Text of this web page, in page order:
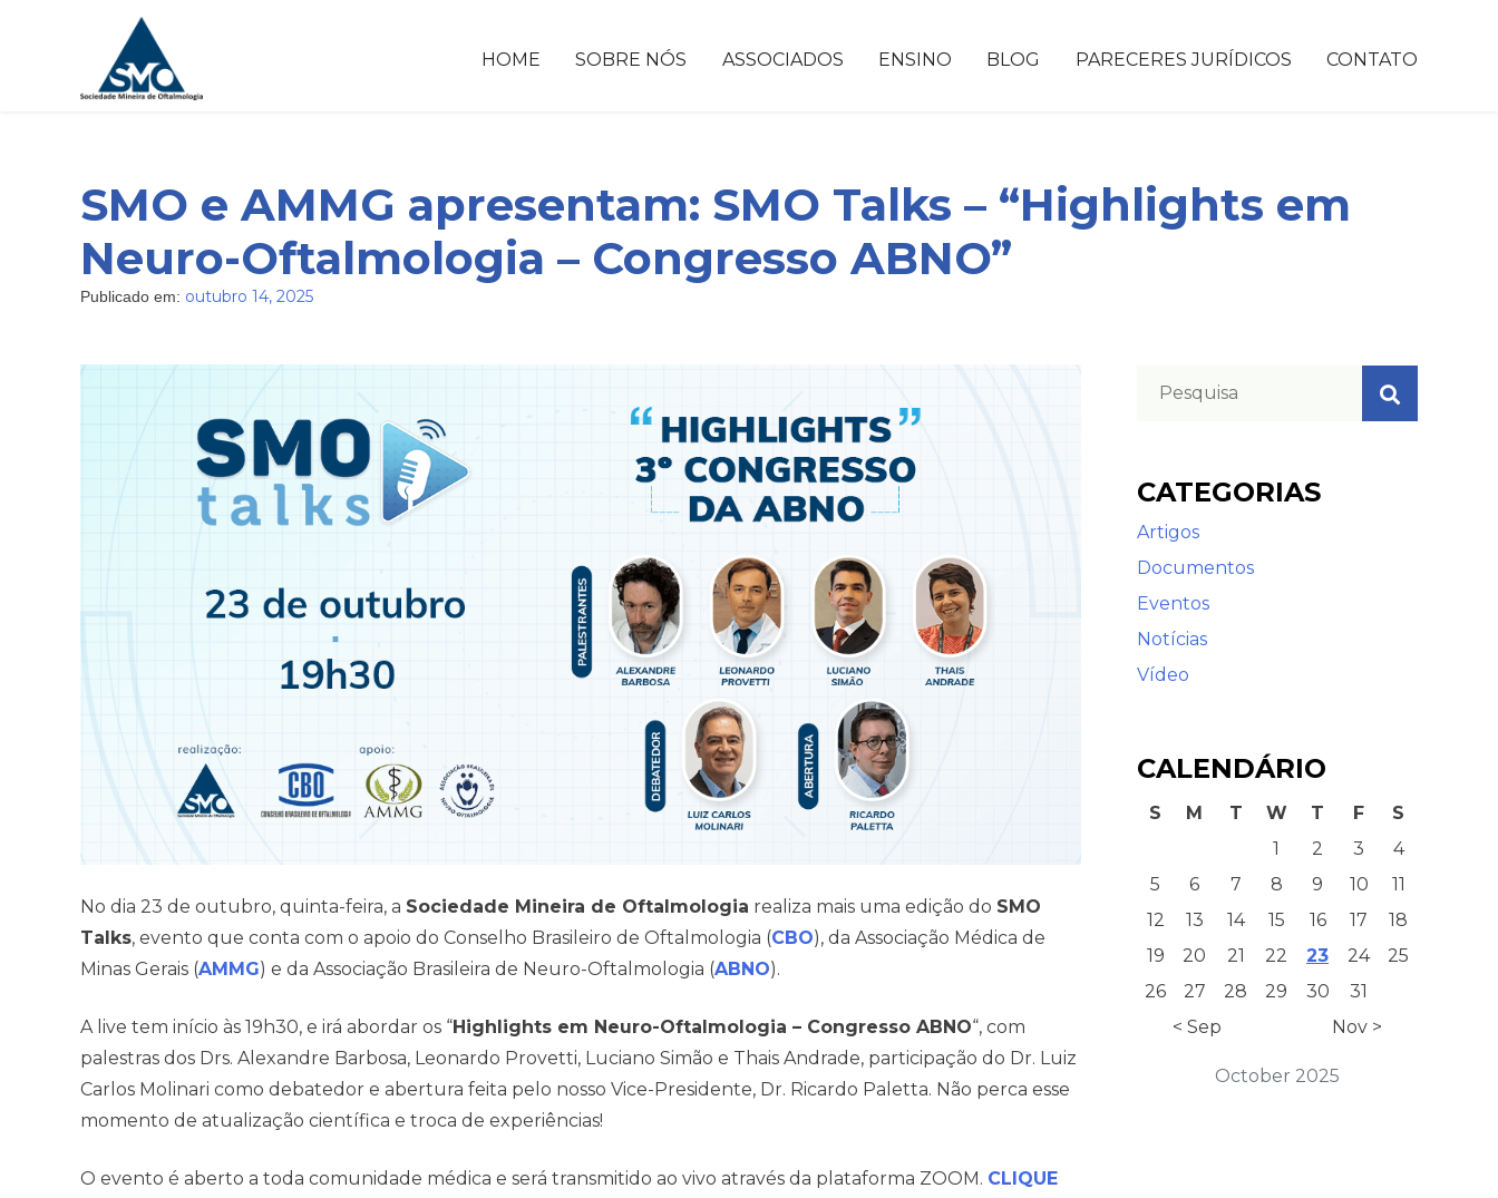
HOME SOBRE NÓS ASSOCIADOS ENSINO BLOG PARECERES JURÍDICOS CONTATO
SMO e AMMG apresentam: SMO Talks – “Highlights em
Neuro-Oftalmologia – Congresso ABNO”
Publicado em: outubro 14, 2025
No dia 23 de outubro, quinta-feira, a Sociedade Mineira de Oftalmologia realiza mais uma edição do SMO
Talks, evento que conta com o apoio do Conselho Brasileiro de Oftalmologia (CBO), da Associação Médica de
Minas Gerais (AMMG) e da Associação Brasileira de Neuro-Oftalmologia (ABNO).
A live tem início às 19h30, e irá abordar os “Highlights em Neuro-Oftalmologia – Congresso ABNO“, com
palestras dos Drs. Alexandre Barbosa, Leonardo Provetti, Luciano Simão e Thais Andrade, participação do Dr. Luiz
Carlos Molinari como debatedor e abertura feita pelo nosso Vice-Presidente, Dr. Ricardo Paletta. Não perca esse
momento de atualização científica e troca de experiências!
O evento é aberto a toda comunidade médica e será transmitido ao vivo através da plataforma ZOOM. CLIQUE
CATEGORIAS
Artigos
Documentos
Eventos
Notícias
Vídeo
CALENDÁRIO
October 2025
S M T W T F
S
1
2 3
4
5
6 7 8 9 10
11
12
13 14 15 16 17
18
19
20 21 22 23 24
25
26
27 28 29 30
31
< Sep
Nov >